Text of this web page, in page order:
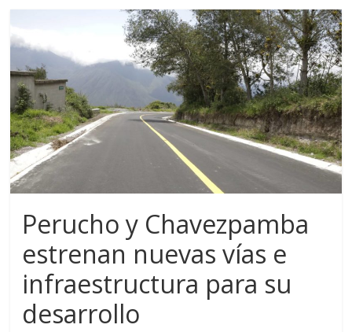
Perucho y Chavezpamba
estrenan nuevas vías e
infraestructura para su
desarrollo